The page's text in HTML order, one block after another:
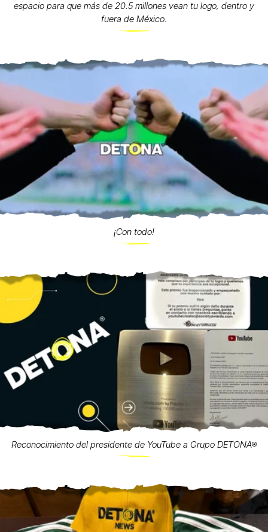
espacio para que más de 20.5 millones vean tu logo, dentro y
fuera de México.
¡Con todo!
Reconocimiento del presidente de YouTube a Grupo DETONA®